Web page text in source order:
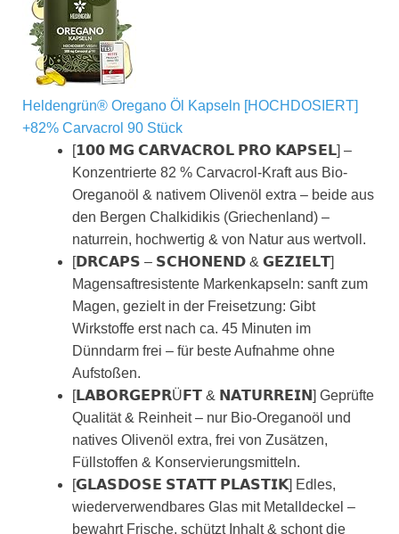
Heldengrün® Oregano Öl Kapseln [HOCHDOSIERT]
+82% Carvacrol 90 Stück
[𝟭𝟬𝟬 𝗠𝗚 𝗖𝗔𝗥𝗩𝗔𝗖𝗥𝗢𝗟 𝗣𝗥𝗢 𝗞𝗔𝗣𝗦𝗘𝗟] –
Konzentrierte 82 % Carvacrol-Kraft aus Bio-
Oreganoöl & nativem Olivenöl extra – beide aus
den Bergen Chalkidikis (Griechenland) –
naturrein, hochwertig & von Natur aus wertvoll.
[𝗗𝗥𝗖𝗔𝗣𝗦 – 𝗦𝗖𝗛𝗢𝗡𝗘𝗡𝗗 & 𝗚𝗘𝗭𝗜𝗘𝗟𝗧]
Magensaftresistente Markenkapseln: sanft zum
Magen, gezielt in der Freisetzung: Gibt
Wirkstoffe erst nach ca. 45 Minuten im
Dünndarm frei – für beste Aufnahme ohne
Aufstoßen.
[𝗟𝗔𝗕𝗢𝗥𝗚𝗘𝗣𝗥Ü𝗙𝗧 & 𝗡𝗔𝗧𝗨𝗥𝗥𝗘𝗜𝗡] Geprüfte
Qualität & Reinheit – nur Bio-Oreganoöl und
natives Olivenöl extra, frei von Zusätzen,
Füllstoffen & Konservierungsmitteln.
[𝗚𝗟𝗔𝗦𝗗𝗢𝗦𝗘 𝗦𝗧𝗔𝗧𝗧 𝗣𝗟𝗔𝗦𝗧𝗜𝗞] Edles,
wiederverwendbares Glas mit Metalldeckel –
bewahrt Frische, schützt Inhalt & schont die